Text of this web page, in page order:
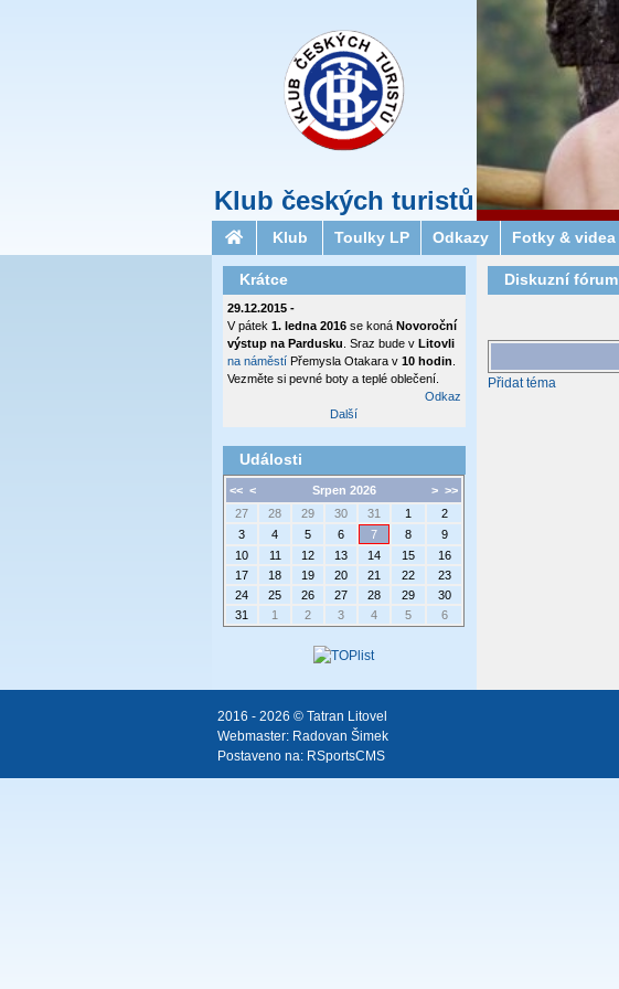
Klub českých turistů
Klub Toulky LP Odkazy Fotky & videa
Diskuzní fórum
Přidat téma
Krátce
29.12.2015 -
V pátek 1. ledna 2016 se koná Novoroční
výstup na Pardusku . Sraz bude v Litovli
na náměstíPřemysla Otakara v 10 hodin
Vezměte si pevné boty a teplé oblečení.
Odkaz
Další
Události
<< < > >>
Srpen 2026
27
28 29 30 31 1
2
3
4 5 6 7 8
9
10
11 12 13 14 15
16
17
18 19 20 21 22
23
24
25 26 27 28 29
30
31
1 2 3 4 5 6
2016 - 2026 © Tatran Litovel
Webmaster: Radovan Šimek
Postaveno na: RSportsCMS